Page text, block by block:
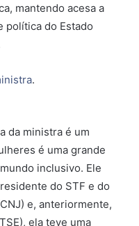
mantendo acesa a
política do Estado
.
da ministra é um
é uma grande
inclusivo. Ele
do STF e do
e, anteriormente,
ela teve uma